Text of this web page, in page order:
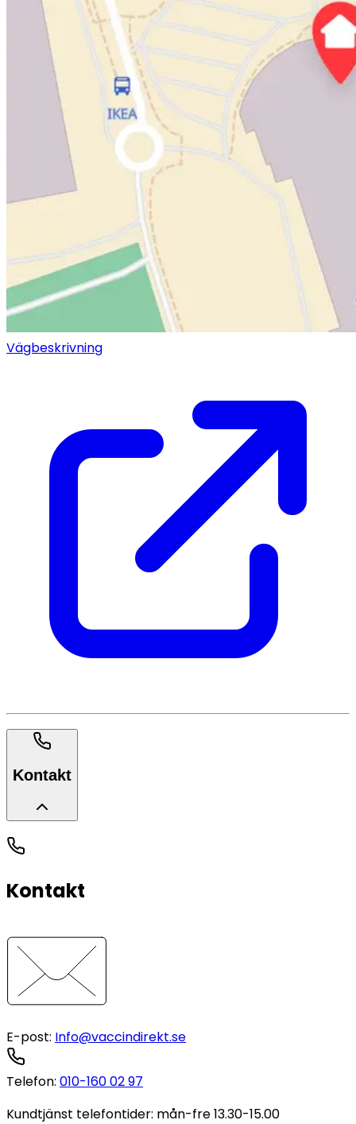
Vägbeskrivning
Kontakt
Kontakt
E-post: Info@vaccindirekt.se
Telefon: 010-160 02 97
Kundtjänst telefontider: mån-fre 13.30-15.00